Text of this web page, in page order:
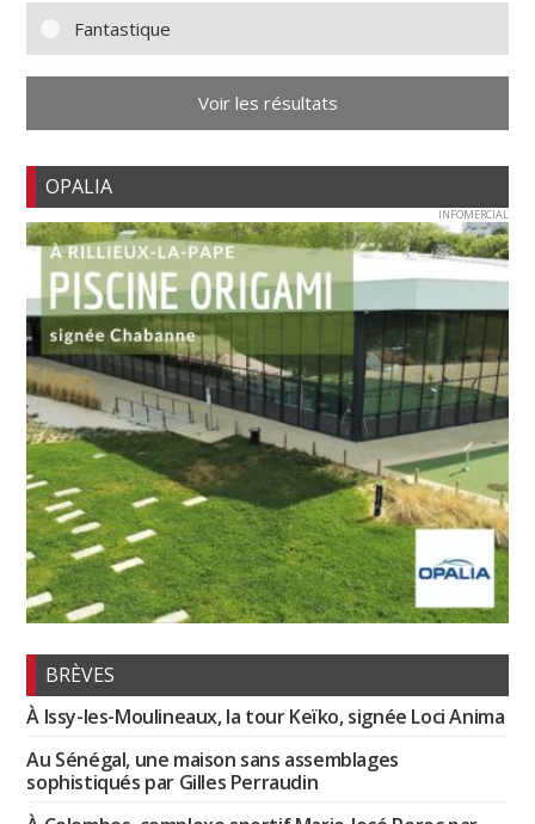
Fantastique
Voir les résultats
OPALIA
INFOMERCIAL
BRÈVES
À Issy-les-Moulineaux, la tour Keïko, signée Loci Anima
Au Sénégal, une maison sans assemblages
sophistiqués par Gilles Perraudin